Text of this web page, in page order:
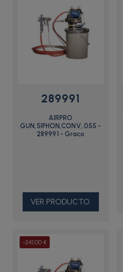
289991
AIRPRO
GUN,SIPHON,CONV,.055 -
289991 - Graco
VER PRODUCTO
-241,00 €